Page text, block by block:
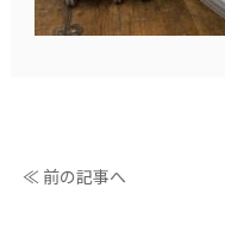
≪ 前の記事へ